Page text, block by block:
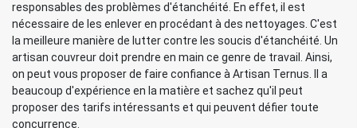
responsables des problèmes d'étanchéité. En effet, il est
nécessaire de les enlever en procédant à des nettoyages. C'est
la meilleure manière de lutter contre les soucis d'étanchéité. Un
artisan couvreur doit prendre en main ce genre de travail. Ainsi,
on peut vous proposer de faire confiance à Artisan Ternus. Il a
beaucoup d'expérience en la matière et sachez qu'il peut
proposer des tarifs intéressants et qui peuvent défier toute
concurrence.